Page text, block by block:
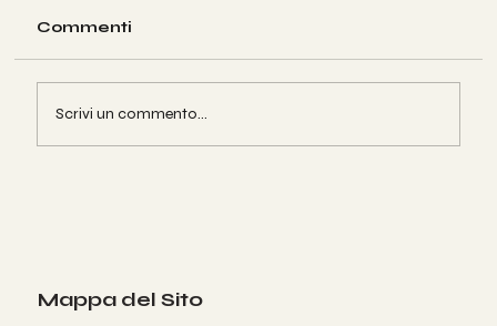
Commenti
Scrivi un commento...
Mappa del Sito